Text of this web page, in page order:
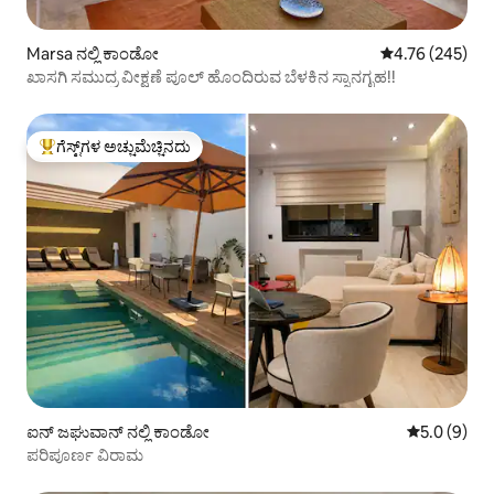
Marsa ನಲ್ಲಿ ಕಾಂಡೋ 5 ರಲ್ಲಿ 4.76
4.76 (245)
ಖಾಸಗಿ ಸಮುದ್ರ ವೀಕ್ಷಣೆ ಪೂಲ್ ಹೊಂದಿರುವ ಬೆಳಕಿನ ಸ್ನಾನಗೃಹ!!
ಗೆಸ್ಟ್‌ಗಳಿಗೆ ಅತಿ ಹೆಚ್ಚು ಅಚ್ಚುಮೆಚ್ಚಿನದು
ಗೆಸ್ಟ್‌ಗಳ ಅಚ್ಚುಮೆಚ್ಚಿನದು
ಐನ್ ಜಘುವಾನ್ ನಲ್ಲಿ ಕಾಂಡೋ 5 ರಲ್ಲಿ 5.0
5.0 (9)
ಪರಿಪೂರ್ಣ ವಿರಾಮ